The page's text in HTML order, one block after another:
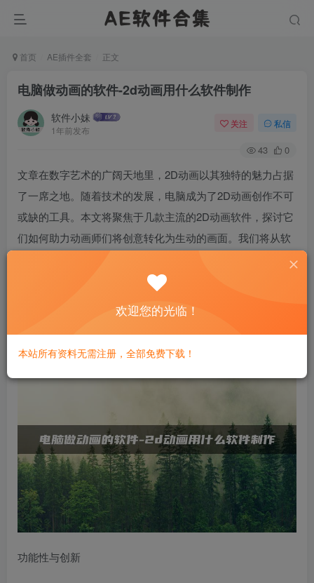
首页 AE插件全套 正文
电脑做动画的软件-2d动画用什么软件制作
软件小妹
1年前发布
关注 私信
43 0
文章在数字艺术的广阔天地里，2D动画以其独特的魅力占据
了一席之地。随着技术的发展，电脑成为了2D动画创作不可
或缺的工具。本文将聚焦于几款主流的2D动画软件，探讨它
们如何助力动画师们将创意转化为生动的画面。我们将从软
件的功能性、用户友好度以及专业应用三个维度，深入分析
Toon Boom Harmony、Adobe Animate和Blender，这三款在
功能性与创新
欢迎您的光临！
本站所有资料无需注册，全部免费下载！